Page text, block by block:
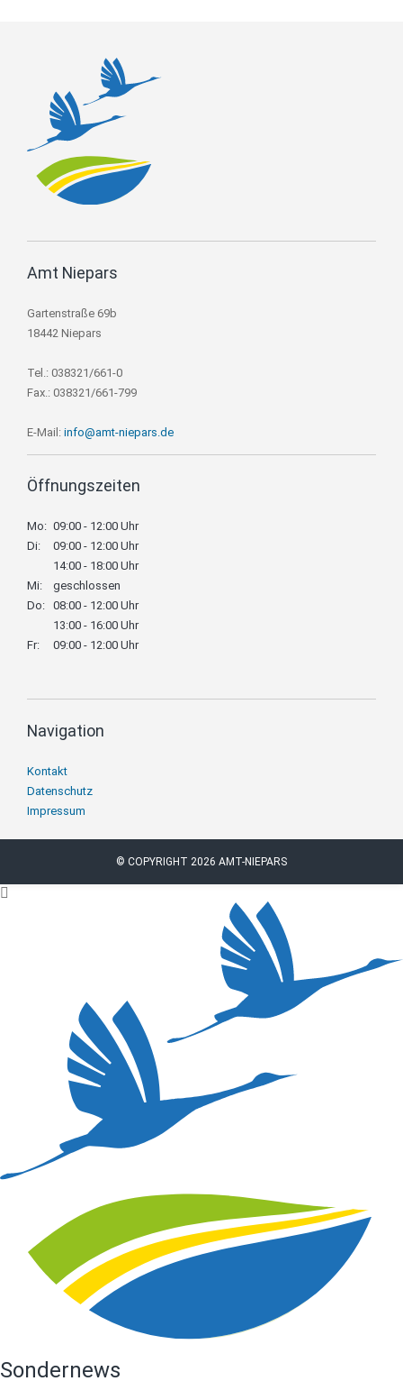
Amt Niepars
Gartenstraße 69b
18442 Niepars
Tel.: 038321/661-0
Fax.: 038321/661-799
E-Mail: info@amt-niepars.de
Öffnungszeiten
Mo: 09:00 - 12:00 Uhr
Di:
09:00 - 12:00 Uhr
14:00 - 18:00 Uhr
Mi:
geschlossen
Do: 08:00 - 12:00 Uhr
13:00 - 16:00 Uhr
Fr:
09:00 - 12:00 Uhr
Navigation
Navigation
überspringen
Kontakt
Datenschutz
Impressum
© COPYRIGHT 2026 AMT-NIEPARS
Sondernews